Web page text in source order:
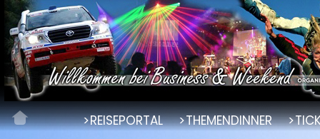
REISEPORTAL THEMENDINNER